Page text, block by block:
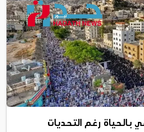
بالحياة رغم التحديات